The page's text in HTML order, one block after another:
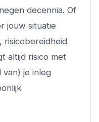
decennia. Of
jouw situatie
risicobereidheid
altijd risico met
van) je inleg